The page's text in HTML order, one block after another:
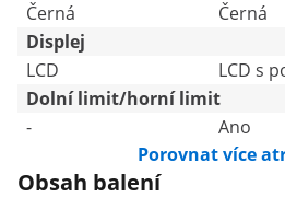
Černá
Černá
Displej
LCD
LCD s
Dolní limit/horní limit
-
Ano
Porovnat více
Obsah balení